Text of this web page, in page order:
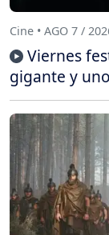
Cine • AGO 7 /
Viernes
gigante y